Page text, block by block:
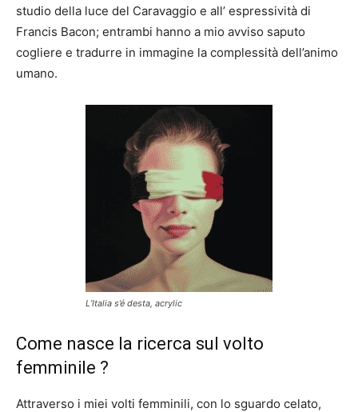
studio della luce del Caravaggio e all’ espressività di
Francis Bacon; entrambi hanno a mio avviso saputo
cogliere e tradurre in immagine la complessità dell’animo
umano.
L’Italia s’é desta, acrylic
Come nasce la ricerca sul volto
femminile ?
Attraverso i miei volti femminili, con lo sguardo celato,